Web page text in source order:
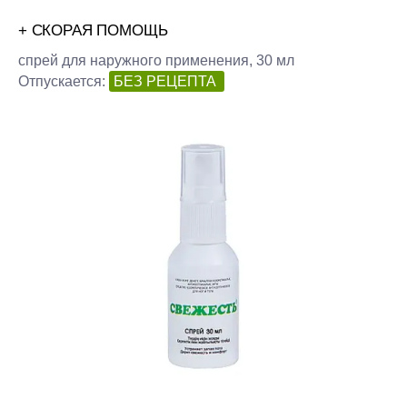
+ СКОРАЯ ПОМОЩЬ
спрей для наружного применения, 30 мл
Отпускается:
БЕЗ РЕЦЕПТА